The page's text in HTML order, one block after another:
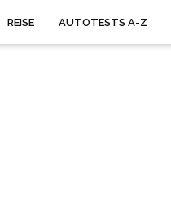
REISE AUTOTESTS A-Z